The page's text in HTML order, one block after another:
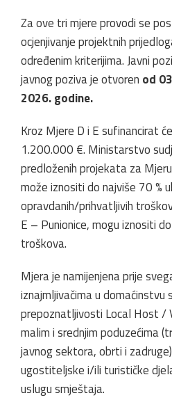
Za ove tri mjere provodi se
ocjenjivanje projektnih
određenim kriterijima. Javni
javnog poziva je otvoren od
2026. godine.
Kroz Mjere D i E sufinancirat
1.200.000 €. Ministarstvo
predloženih projekata za
može iznositi do najviše 70 %
opravdanih/prihvatljivih
E – Punionice, mogu iznositi
troškova.
Mjera je namijenjena prije
iznajmljivačima u domaćinstvu
prepoznatljivosti Local Host /
malim i srednjim poduzećima
javnog sektora, obrti i
ugostiteljske i/ili turističke
uslugu smještaja.